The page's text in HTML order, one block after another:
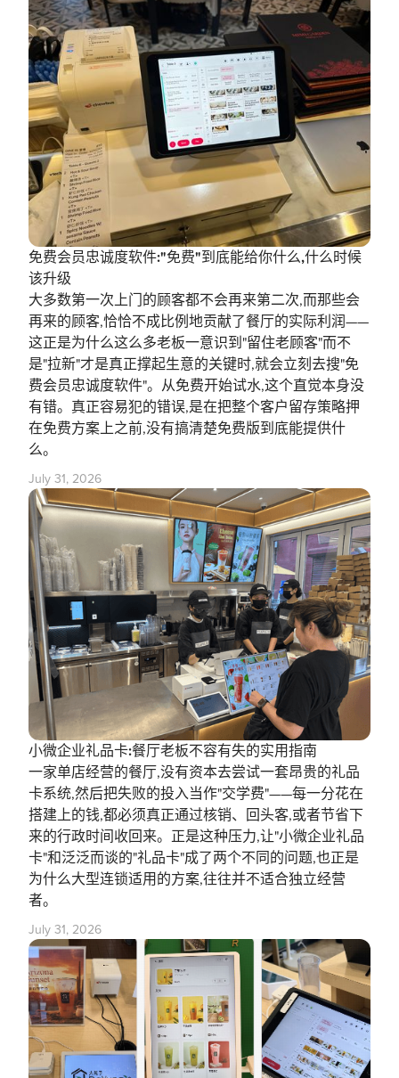
免费会员忠诚度软件:"免费"到底能给你什么,什么时候
该升级
大多数第一次上门的顾客都不会再来第二次,而那些会
再来的顾客,恰恰不成比例地贡献了餐厅的实际利润——
这正是为什么这么多老板一意识到"留住老顾客"而不
是"拉新"才是真正撑起生意的关键时,就会立刻去搜"免
费会员忠诚度软件"。从免费开始试水,这个直觉本身没
有错。真正容易犯的错误,是在把整个客户留存策略押
在免费方案上之前,没有搞清楚免费版到底能提供什
么。
July 31, 2026
小微企业礼品卡:餐厅老板不容有失的实用指南
一家单店经营的餐厅,没有资本去尝试一套昂贵的礼品
卡系统,然后把失败的投入当作"交学费"——每一分花在
搭建上的钱,都必须真正通过核销、回头客,或者节省下
来的行政时间收回来。正是这种压力,让"小微企业礼品
卡"和泛泛而谈的"礼品卡"成了两个不同的问题,也正是
为什么大型连锁适用的方案,往往并不适合独立经营
者。
July 31, 2026